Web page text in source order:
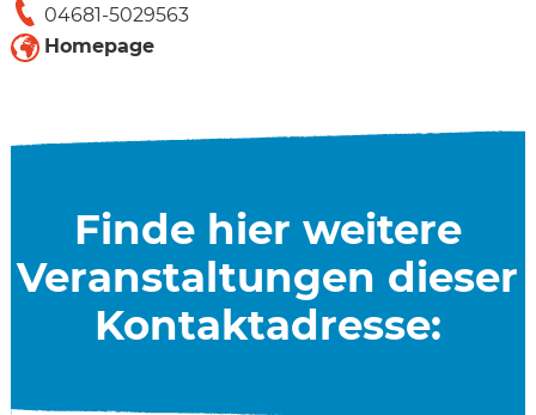
04681-5029563
Homepage
Finde hier weitere
Veranstaltungen dieser
Kontaktadresse: